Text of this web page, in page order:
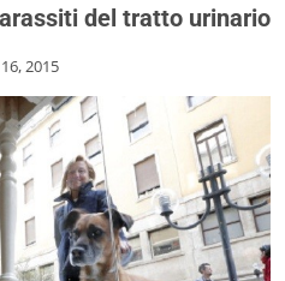
del tratto urinario
2015